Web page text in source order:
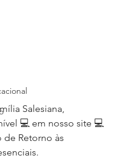
Salesiana,
💻 em nosso site 💻
de Retorno às